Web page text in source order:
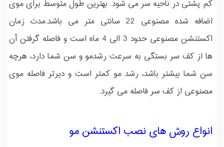
کم پشتی در ناحیه سر می شود. بهترین طول متوسط برای موی
اضافه شده مصنوعی 22 سانتی متر می باشد.مدت زمان
اکستنشن مصنوعی حدود 3 الی 4 ماه است و فاصله گرفتن آن
ها از کف سر بستگی به سرعت رشدمو و سن شما دارد، هرچه
سن شما بیشتر باشد، رشد مو کمتر است و دیرتر فاصله موی
مصنوعی از کف سر فاصله می گیرد.
انواع روش های نصب اکستنشن مو